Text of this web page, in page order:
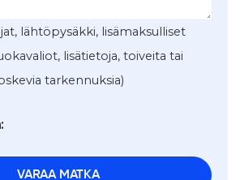
lähtöpysäkki, lisämaksulliset
lisätietoja, toiveita tai
tarkennuksia)